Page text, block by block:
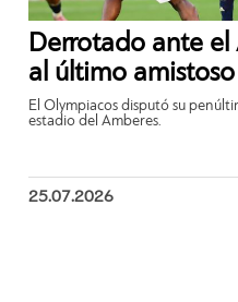
Derrotado ante el
al último
El Olympiacos disputó su
estadio del Amberes.
25.07.2026